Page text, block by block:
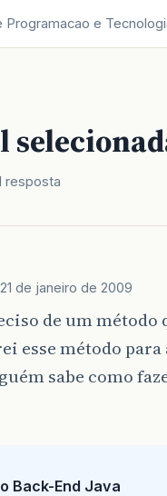
Programacao e
resposta
21 de janeiro de 2009
de um
esse método
sabe como
Back-End Java